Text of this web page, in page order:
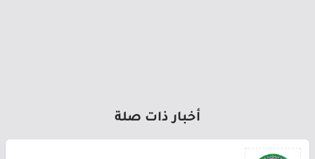
أخبار ذات صلة